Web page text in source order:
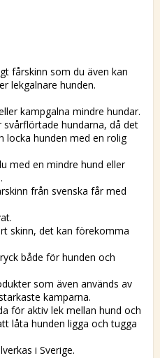
fårskinn som du även kan
lekgalnare hunden.
kampgalna mindre hundar.
svårflörtade hundarna, då det
locka hunden med en rolig
med en mindre hund eller
från svenska får med
skinn, det kan förekomma
både för hunden och
som även används av
kamparna.
för aktiv lek mellan hund och
låta hunden ligga och tugga
i Sverige.